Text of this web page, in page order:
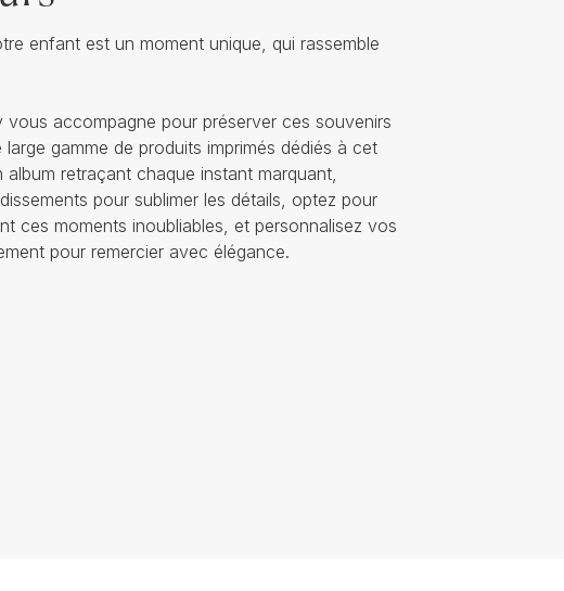
enfant est un moment unique, qui rassemble
vous accompagne pour préserver ces souvenirs
gamme de produits imprimés dédiés à cet
album retraçant chaque instant marquant,
pour sublimer les détails, optez pour
ces moments inoubliables, et personnalisez vos
pour remercier avec élégance.